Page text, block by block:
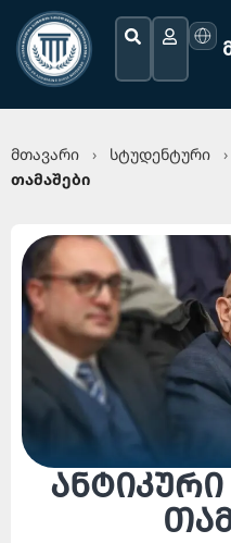
მთავარი › სტუდენტური ›
თამაშები